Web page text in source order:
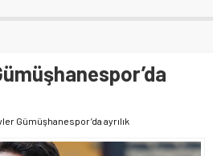
Gümüşhanespor’da ayrılık